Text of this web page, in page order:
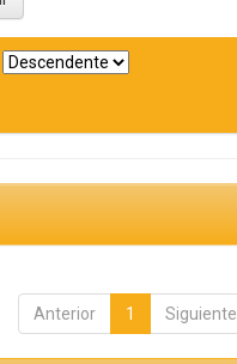
Anterior 1 Siguiente